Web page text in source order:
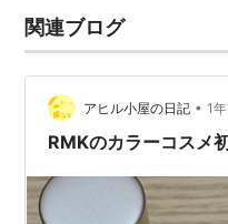
る“棒コスメ”です。 今回
スメについて調べて見ま
関連ブログ
アヒル小屋の日記 • 1
RMKのカラーコスメ